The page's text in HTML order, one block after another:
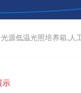
源低温光照培养箱,人
示